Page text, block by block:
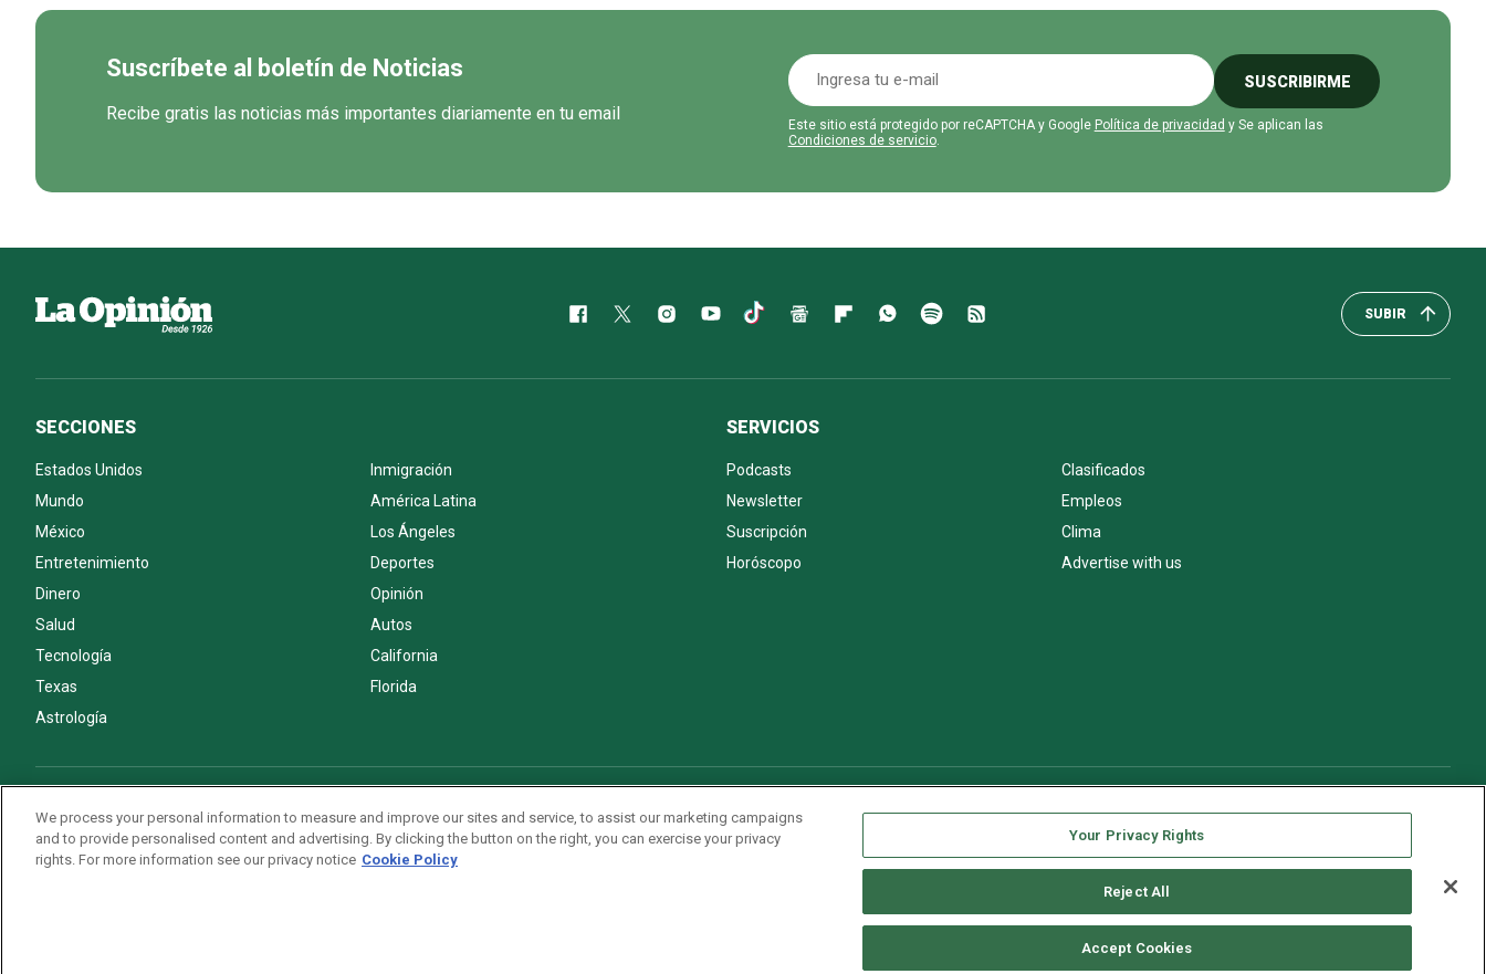
Suscríbete al boletín de Noticias
Recibe gratis las noticias más importantes diariamente en tu email
SUSCRIBIRME
Este sitio está protegido por reCAPTCHA y Google Política de privacidad y Se aplican las
Condiciones de servicio.
SUBIR
SECCIONES
Estados Unidos
Inmigración
Mundo
América Latina
México
Los Ángeles
Entretenimiento
Deportes
Dinero
Opinión
Salud
Autos
Tecnología
California
Texas
Florida
Astrología
SERVICIOS
Podcasts
Clasificados
Newsletter
Empleos
Suscripción
Clima
Horóscopo
Advertise with us
Acerca de nosotros Politica de privacidad Pautas Editoriales AdChoices Advertise with us Newsletters Sitemap
We process your personal information to measure and improve our sites and service, to assist our marketing campaigns
and to provide personalised content and advertising. By clicking the button on the right, you can exercise your privacy
rights. For more information see our privacy notice Cookie Policy
Your Privacy Rights
Reject All
Accept Cookies